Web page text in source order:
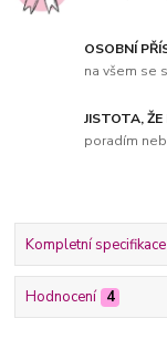
OSOBNÍ
na všem se
JISTOTA,
poradím
Kompletní specifikace
Hodnocení 4